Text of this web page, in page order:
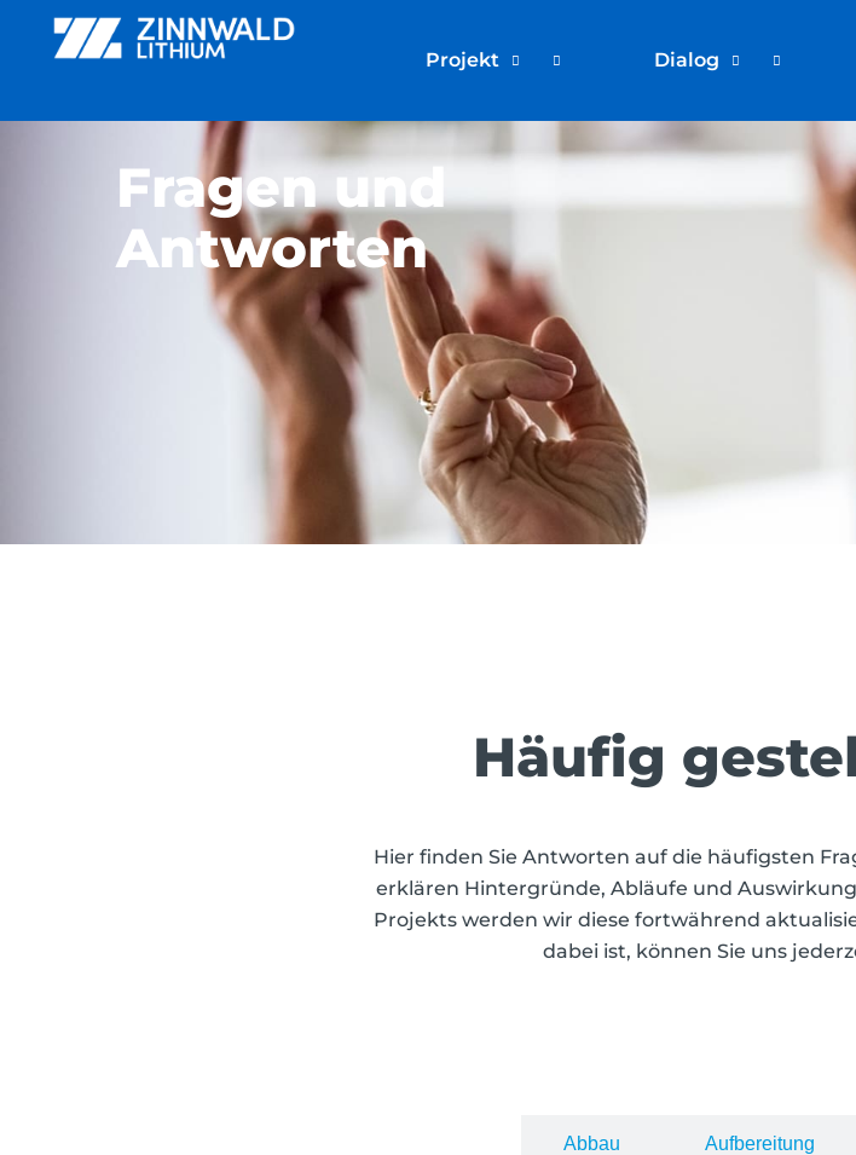
Projekt Dialog
Fragen und
Antworten
Häufig
Hier finden Sie Antworten auf die häufigsten
erklären Hintergründe, Abläufe und
Projekts werden wir diese fortwährend
dabei ist, können Sie uns
Abbau Aufbereitung